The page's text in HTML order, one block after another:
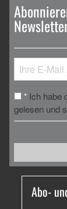
* Ich habe
gelesen und
Abo-